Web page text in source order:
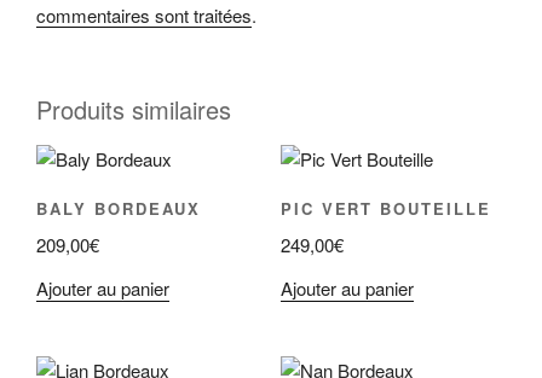
commentaires sont traitées.
Produits similaires
BALY BORDEAUX
209,00€
Ajouter au panier
PIC VERT BOUTEILLE
249,00€
Ajouter au panier